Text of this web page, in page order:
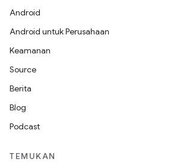
Android
Android untuk Perusahaan
Keamanan
Source
Berita
Blog
Podcast
TEMUKAN